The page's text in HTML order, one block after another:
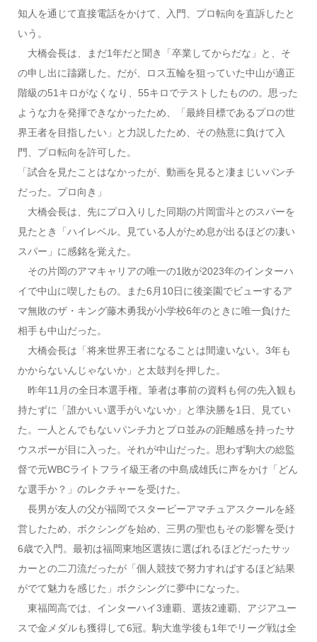
知人を通じて直接電話をかけて、入門、プロ転向を直訴したと
いう。
大橋会長は、まだ1年だと聞き「卒業してからだな」と、そ
の申し出に躊躇した。だが、ロス五輪を狙っていた中山が適正
階級の51キロがなくなり、55キロでテストしたものの。思った
ような力を発揮できなかったため、「最終目標であるプロの世
界王者を目指したい」と力説したため、その熱意に負けて入
門、プロ転向を許可した。
「試合を見たことはなかったが、動画を見ると凄まじいパンチ
だった。プロ向き」
大橋会長は、先にプロ入りした同期の片岡雷斗とのスパーを
見たとき「ハイレベル。見ている人がため息が出るほどの凄い
スパー」に感銘を覚えた。
その片岡のアマキャリアの唯一の1敗が2023年のインターハ
イで中山に喫したもの。また6月10日に後楽園でビューするア
マ無敗のザ・キング藤木勇我が小学校6年のときに唯一負けた
相手も中山だった。
大橋会長は「将来世界王者になることは間違いない。3年も
かからないんじゃないか」と太鼓判を押した。
昨年11月の全日本選手権。筆者は事前の資料も何の先入観も
持たずに「誰かいい選手がいないか」と準決勝を1日、見てい
た。一人とんでもないパンチ力とプロ並みの距離感を持ったサ
ウスポーが目に入った。それが中山だった。思わず駒大の総監
督で元WBCライトフライ級王者の中島成雄氏に声をかけ「どん
な選手か？」のレクチャーを受けた。
長男が友人の父が福岡でスタービーアマチュアスクールを経
営したため、ボクシングを始め、三男の聖也もその影響を受け
6歳で入門。最初は福岡東地区選抜に選ばれるほどだったサッ
カーとの二刀流だったが「個人競技で努力すればするほど結果
がでて魅力を感じた」ボクシングに夢中になった。
東福岡高では、インターハイ3連覇、選抜2連覇、アジアユー
スで金メダルも獲得して6冠。駒大進学後も1年でリーグ戦は全